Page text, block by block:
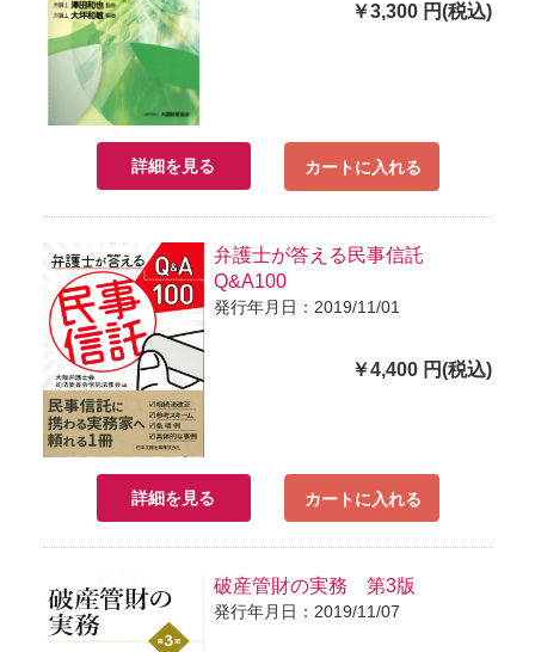
￥3,300 円(税込)
詳細を見る カートに入れる
弁護士が答える民事信託
Q&A100
発行年月日：2019/11/01
￥4,400 円(税込)
詳細を見る カートに入れる
破産管財の実務 第3版
発行年月日：2019/11/07